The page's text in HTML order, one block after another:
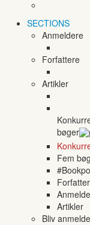
SECTIONS
Anmeldere
Forfattere
Artikler
bøger
Fem
Artikler
Bliv